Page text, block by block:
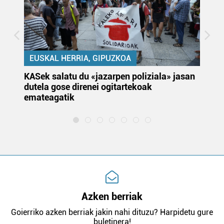
EUSKAL HERRIA, GIPUZKOA
KASek salatu du «jazarpen poliziala» jasan
dutela gose direnei ogitartekoak
emateagatik
Azken berriak
Goierriko azken berriak jakin nahi dituzu? Harpidetu gure
buletinera!